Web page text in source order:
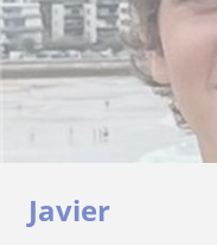
Javier